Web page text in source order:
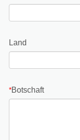
Land
*Botschaft